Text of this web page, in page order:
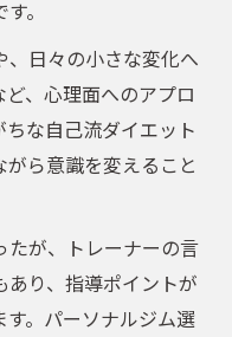
。
、日々の小さな変化へ
、心理面へのアプロ
な自己流ダイエット
ら意識を変えること
たが、トレーナーの言
り、指導ポイントが
。パーソナルジム選